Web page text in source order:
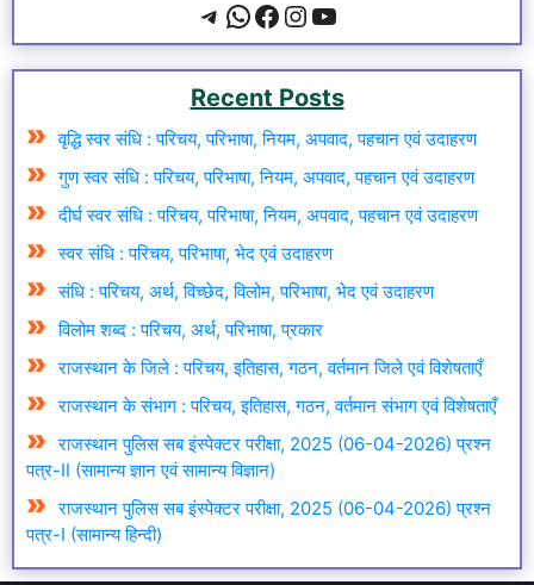
Recent Posts
वृद्धि स्वर संधि : परिचय, परिभाषा, नियम, अपवाद, पहचान एवं उदाहरण
गुण स्वर संधि : परिचय, परिभाषा, नियम, अपवाद, पहचान एवं उदाहरण
दीर्घ स्वर संधि : परिचय, परिभाषा, नियम, अपवाद, पहचान एवं उदाहरण
स्वर संधि : परिचय, परिभाषा, भेद एवं उदाहरण
संधि : परिचय, अर्थ, विच्छेद, विलोम, परिभाषा, भेद एवं उदाहरण
विलोम शब्द : परिचय, अर्थ, परिभाषा, प्रकार
राजस्थान के जिले : परिचय, इतिहास, गठन, वर्तमान जिले एवं विशेषताएँ
राजस्थान के संभाग : परिचय, इतिहास, गठन, वर्तमान संभाग एवं विशेषताएँ
राजस्थान पुलिस सब इंस्पेक्टर परीक्षा, 2025 (06-04-2026) प्रश्न
पत्र-II (सामान्य ज्ञान एवं सामान्य विज्ञान)
राजस्थान पुलिस सब इंस्पेक्टर परीक्षा, 2025 (06-04-2026) प्रश्न
पत्र-I (सामान्य हिन्दी)